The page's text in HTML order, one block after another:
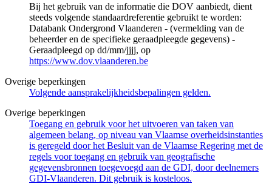
Bij het gebruik van de informatie die DOV aanbiedt, dient
steeds volgende standaardreferentie gebruikt te worden:
Databank Ondergrond Vlaanderen - (vermelding van de
beheerder en de specifieke geraadpleegde gegevens) -
Geraadpleegd op dd/mm/jjjj, op
https://www.dov.vlaanderen.be
Overige beperkingen
Volgende aansprakelijkheidsbepalingen gelden.
Overige beperkingen
Toegang en gebruik voor het uitvoeren van taken van
algemeen belang, op niveau van Vlaamse overheidsinstanties
is geregeld door het Besluit van de Vlaamse Regering met de
regels voor toegang en gebruik van geografische
gegevensbronnen toegevoegd aan de GDI, door deelnemers
GDI-Vlaanderen. Dit gebruik is kosteloos.